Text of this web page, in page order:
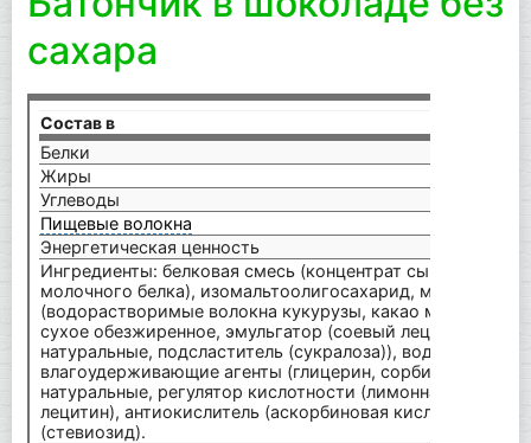
сахара
Состав в
Белки
Жиры
Углеводы
Пищевые волокна
Энергетическая ценность
Ингредиенты: белковая смесь (концентрат
молочного белка), изомальтоолигосахарид, молочный
(водорастворимые волокна кукурузы, какао масло,
сухое обезжиренное, эмульгатор (соевый лецитин),
натуральные, подсластитель (сукралоза)), вода, банан,
влагоудерживающие агенты (глицерин, сорбит), соль,
натуральные, регулятор кислотности (лимонная
лецитин), антиокислитель (аскорбиновая кислота),
(стевиозид).